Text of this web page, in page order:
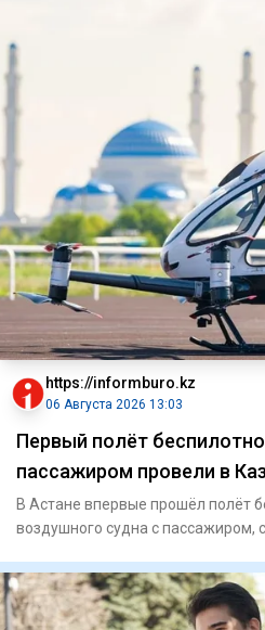
https://informburo.kz
06 Августа 2026 13:03
Первый полёт
пассажиром провели в
В Астане впервые прошёл полёт
воздушного судна с пассажиром,